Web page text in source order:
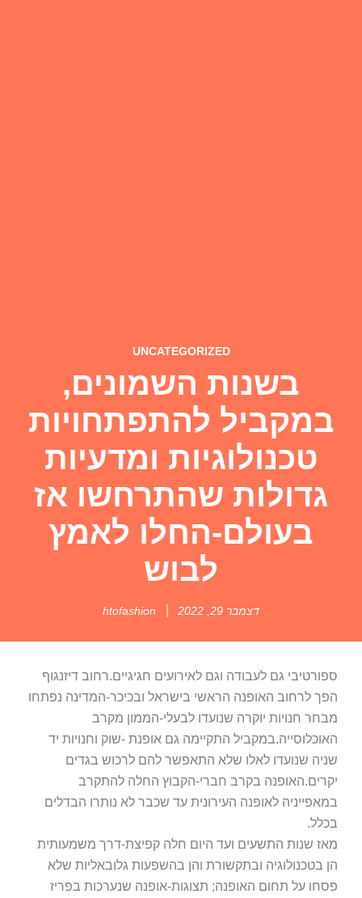
UNCATEGORIZED
בשנות השמונים,
במקביל להתפתחויות
טכנולוגיות ומדעיות
גדולות שהתרחשו אז
בעולם-החלו לאמץ
לבוש
דצמבר 29, 2022 htofashion
ספורטיבי גם לעבודה וגם לאירועים חגיגיים.רחוב דיזנגוף
הפך לרחוב האופנה הראשי בישראל ובכיכר-המדינה נפתחו
מבחר חנויות יוקרה שנועדו לבעלי-הממון מקרב
האוכלוסייה.במקביל התקיימה גם אופנת -שוק וחנויות יד
שניה שנועדו לאלו שלא התאפשר להם לרכוש בגדים
יקרים.האופנה בקרב חברי-הקבוץ החלה להתקרב
במאפייניה לאופנה העירונית עד שכבר לא נותרו הבדלים
בכלל.
מאז שנות התשעים ועד היום חלה קפיצת-דרך משמעותית
הן בטכנולוגיה ובתקשורת והן בהשפעות גלובאליות שלא
פסחו על תחום האופנה; תצוגות-אופנה שנערכות בפריז